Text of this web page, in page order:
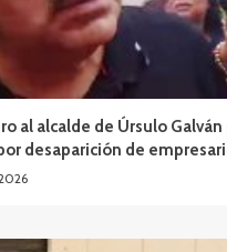
al alcalde de Úrsulo Galván
desaparición de